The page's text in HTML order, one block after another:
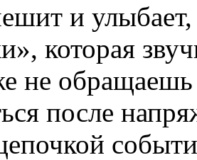
и улыбает,
которая
не
после